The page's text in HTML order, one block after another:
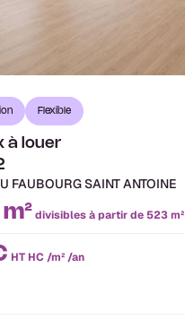
Flexible
à louer
FAUBOURG SAINT ANTOINE
divisibles à partir de 523 m²
HT HC /m² /an